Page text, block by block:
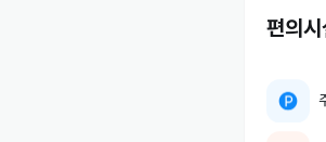
편의